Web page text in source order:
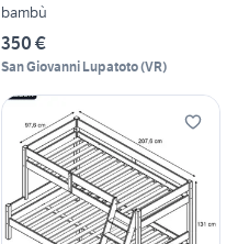
bambù
350 €
San Giovanni Lupatoto(VR)